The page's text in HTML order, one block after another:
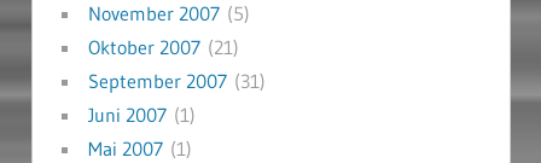
November 2007(5)
Oktober 2007(21)
September 2007(31)
Juni 2007(1)
Mai 2007(1)